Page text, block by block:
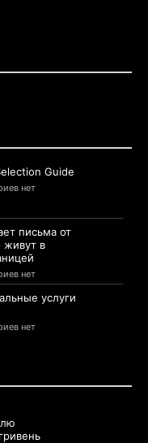
Guide
нет
письма от
живут в
нет
услуги
нет